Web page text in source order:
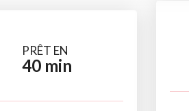
PRÊT EN
40 min